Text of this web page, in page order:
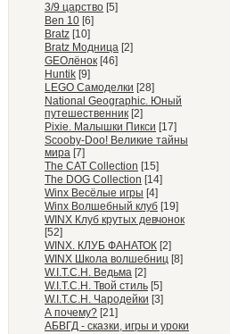
3/9 царство [5]
Ben 10 [6]
Bratz [10]
Bratz Модница [2]
GEOлёнок [46]
Huntik [9]
LEGO Самоделки [28]
National Geographic. Юный
путешественник [2]
Pixie. Малышки Пикси [17]
Scooby-Doo! Великие тайны
мира [7]
The CAT Collection [15]
The DOG Collection [14]
Winx Весёлые игры [4]
Winx Волшебный клуб [19]
WINX Клуб крутых девчонок
[52]
WINX. КЛУБ ФАНАТОК [2]
WINX Школа волшебниц [8]
W.I.T.C.H. Ведьма [2]
W.I.T.C.H. Твой стиль [5]
W.I.T.C.H. Чародейки [3]
А почему? [21]
АБВГД - сказки, игры и уроки